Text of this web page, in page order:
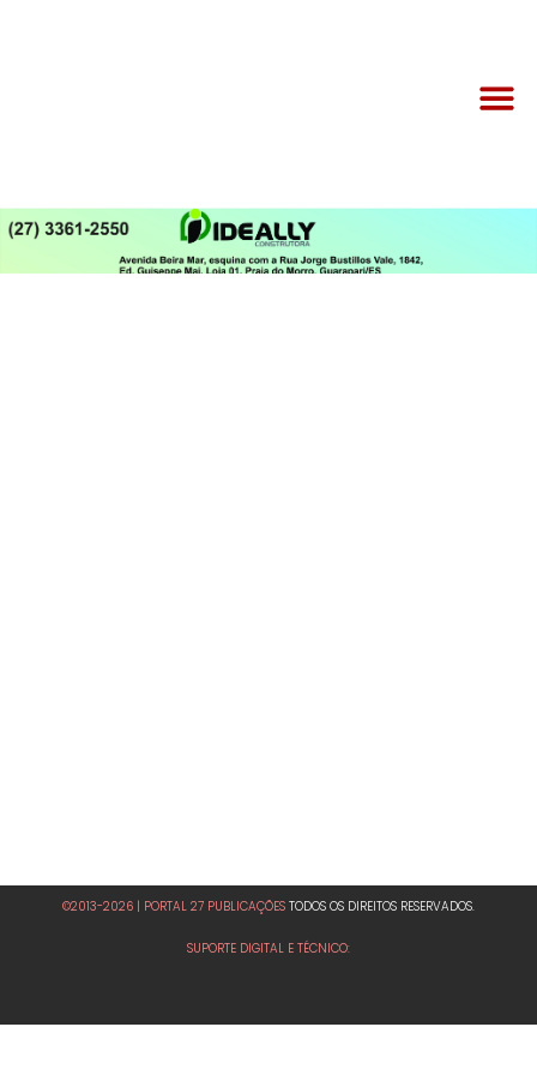
©2013-2026 | PORTAL 27 PUBLICAÇÕES TODOS OS DIREITOS RESERVADOS.
SUPORTE DIGITAL E TÉCNICO: